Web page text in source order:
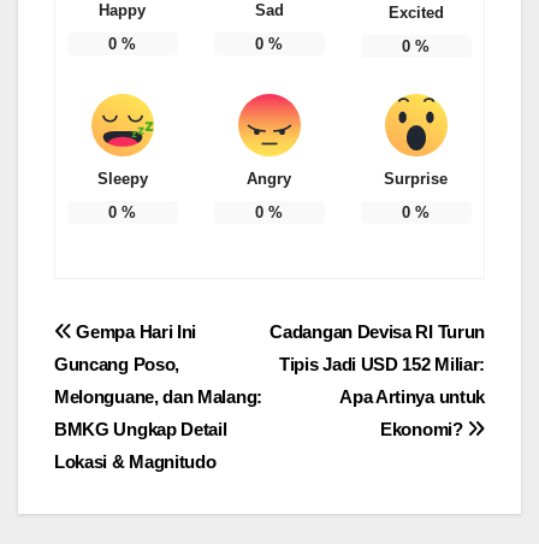
Happy
0 %
Sad
0 %
Excited
0 %
Sleepy
0 %
Angry
0 %
Surprise
0 %
Post
navigation
Cadangan Devisa RI Turun
Tipis Jadi USD 152 Miliar:
Apa Artinya untuk
Ekonomi?
Gempa Hari Ini
Guncang Poso,
Melonguane, dan Malang:
BMKG Ungkap Detail
Lokasi & Magnitudo